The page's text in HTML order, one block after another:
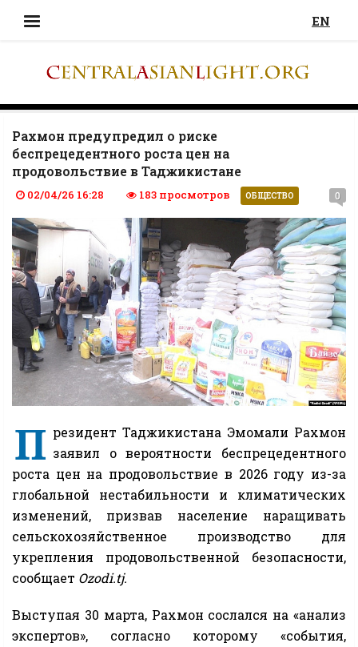
EN
Рахмон предупредил о риске
беспрецедентного роста цен на
продовольствие в Таджикистане
02/04/26 16:28 183 просмотров ОБЩЕСТВО 0
П резидент Таджикистана Эмомали Рахмон
заявил о вероятности беспрецедентного
роста цен на продовольствие в 2026 году из-за
глобальной нестабильности и климатических
изменений, призвав население наращивать
сельскохозяйственное производство для
укрепления продовольственной безопасности,
сообщает Ozodi.tj.
Выступая 30 марта, Рахмон сослался на «анализ
экспертов», согласно которому «события,